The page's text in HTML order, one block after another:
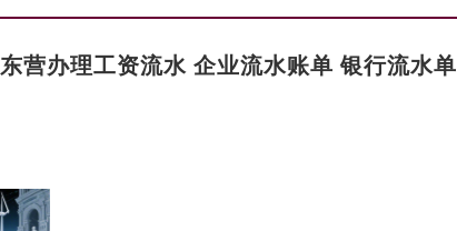
东营办理工资流水 企业流水账单 银行流水单